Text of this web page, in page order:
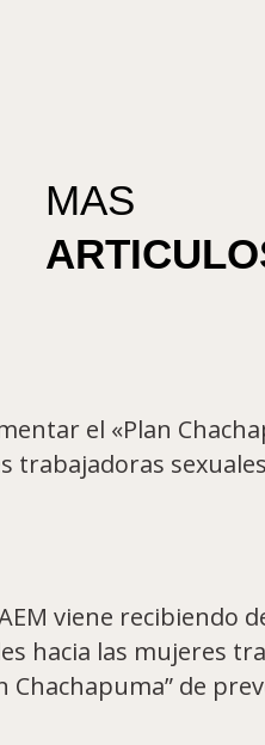
MAS
el «Plan
trabajadoras
viene recibiendo
hacia las mujeres
Chachapuma” de